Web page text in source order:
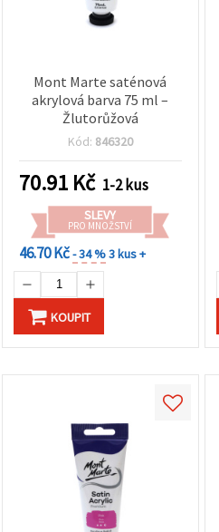
Mont Marte saténová
akrylová barva 75 ml –
Žlutorůžová
Kód: 846320
70.91 Kč 1-2 kus
SLEVY
PRO MNOŽSTVÍ
46.70 Kč- 34 %3 kus +
KOUPIT